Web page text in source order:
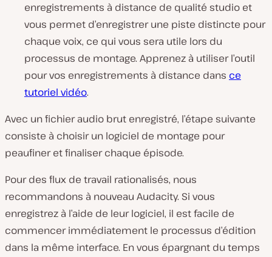
enregistrements à distance de qualité studio et
vous permet d’enregistrer une piste distincte pour
chaque voix, ce qui vous sera utile lors du
processus de montage. Apprenez à utiliser l’outil
pour vos enregistrements à distance dans ce
tutoriel vidéo.
Avec un fichier audio brut enregistré, l’étape suivante
consiste à choisir un logiciel de montage pour
peaufiner et finaliser chaque épisode.
Pour des flux de travail rationalisés, nous
recommandons à nouveau Audacity. Si vous
enregistrez à l’aide de leur logiciel, il est facile de
commencer immédiatement le processus d’édition
dans la même interface. En vous épargnant du temps